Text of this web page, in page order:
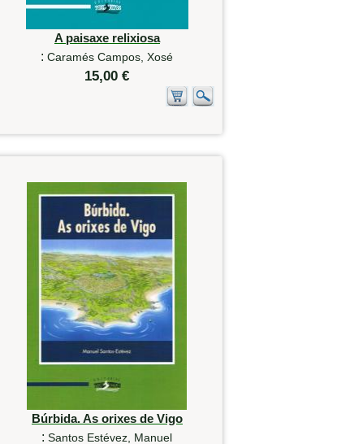
A paisaxe relixiosa
:Caramés Campos, Xosé
15,00 €
Búrbida. As orixes de Vigo
:Santos Estévez, Manuel